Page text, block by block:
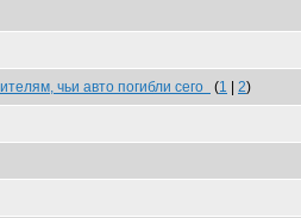
чьи авто погибли сего (1 2)